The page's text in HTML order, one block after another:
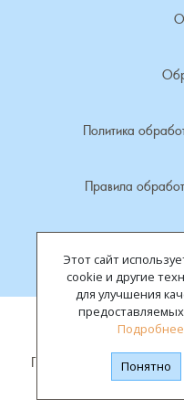
Этот сайт
cookie и другие
для улучшения
предоставляемых
Подробнее
Понятно
О
Политика
Правила
Политика
Все
ГБУК "Владимирская
Лужки, деревня
Макариха, деревня
Малое Урсово болото,
Марьинка, деревня
Машки, деревня
Микшино, деревня